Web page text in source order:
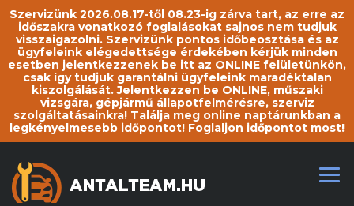
Szervizünk 2026.08.17-től 08.23-ig zárva tart, az erre az
időszakra vonatkozó foglalásokat sajnos nem tudjuk
visszaigazolni. Szervizünk pontos időbeosztása és az
ügyfeleink elégedettsége érdekében kérjük minden
esetben jelentkezzenek be itt az ONLINE felületünkön,
csak így tudjuk garantálni ügyfeleink maradéktalan
kiszolgálását. Jelentkezzen be ONLINE, műszaki
vizsgára, gépjármű állapotfelmérésre, szerviz
szolgáltatásainkra! Találja meg online naptárunkban a
legkényelmesebb időpontot! Foglaljon időpontot most!